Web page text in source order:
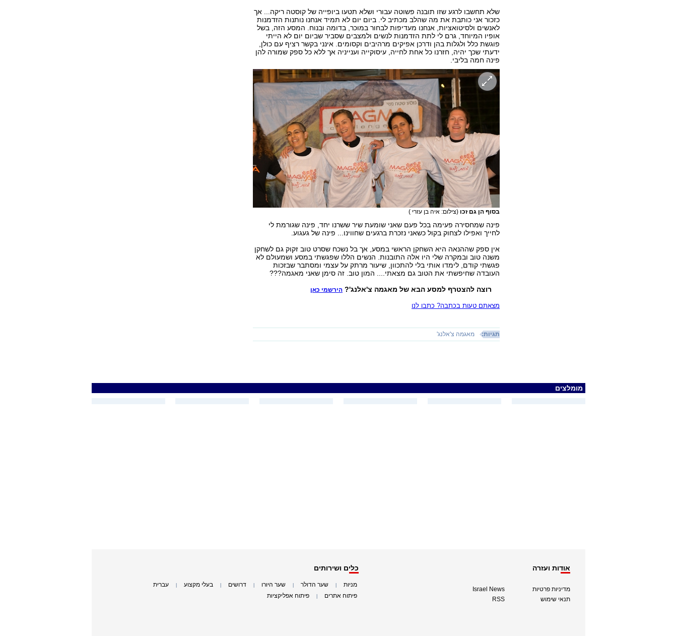
שלא תחשבו לרגע שזו תובנה פשוטה עבורי ושלא תטעו ביופייה של קוסטה ריקה... אך
כזכור אני כותבת את מה שהלב מכתיב לי. ביום יום לא תמיד אנחנו נותנות הזדמנות
לאנשים ולסיטואציות, אנחנו מעדיפות לבחור במוכר, בדומה ובנוח. המסע הזה, בשל
אופיו המיוחד, גרם לי לתת הזדמנות לנשים ולמצבים שסביר שביום יום לא הייתי
פוגשת כלל ולגלות בהן ודרכן אפיקים מרהיבים וקסומים. אינני בקשר רציף עם כולן,
ידעתי שכך יהיה, חזרנו כל אחת לחייה, עיסוקייה וענייניה אך ללא כל ספק שמורה להן
פינה חמה בליבי.
בסוף הן גם זכו (צילום: איה בן עזרי )
פינה שמחסירה פעימה בכל פעם שאני שומעת שיר ששרנו יחד, פינה שגורמת לי
לחייך ואפילו לצחוק בקול כשאני נזכרת ברגעים שחווינו... פינה של געגוע.
אין ספק שההנאה היא השחקן הראשי במסע, אך בל נשכח שסרט טוב זקוק גם לשחקן
משנה טוב ובמקרה שלי היו אלה התובנות. הנשים הללו שפגשתי במסע ושמעולם לא
פגשתי קודם, לימדו אותי בלי להתכוון, שיעור מרתק על עצמי ומסתבר שבזכות
העובדה שחיפשתי את הטוב גם מצאתי.... המון טוב. זה סימן שאני מאגמה???
רוצה להצטרף למסע הבא של מאגמה צ'אלנג'? הירשמי כאן
מצאתם טעות בכתבה? כתבו לנו
תגיות: מאגמה צ'אלנג'
מומלצים
אודות ועזרה
מדיניות פרטיות
תנאי שימוש
Israel News
RSS
כלים ושירותים
מניות שער הדולר שער היורו דרושים בעלי מקצוע עברית
פיתוח אתרים פיתוח אפליקציות